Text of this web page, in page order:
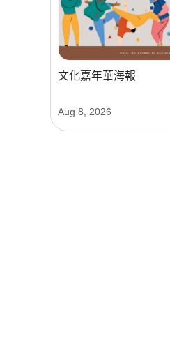
文化嘉年華海報
Aug 8, 2026